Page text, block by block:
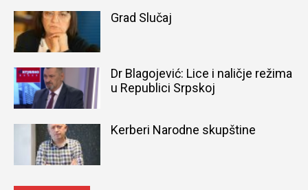
Grad Slučaj
Dr Blagojević: Lice i naličje režima
u Republici Srpskoj
Kerberi Narodne skupštine